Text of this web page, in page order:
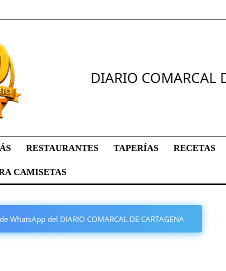
DIARIO COMARCAL
RESTAURANTES TAPERÍAS RECETAS
CAMISETAS
WhatsApp del DIARIO COMARCAL DE CARTAGENA